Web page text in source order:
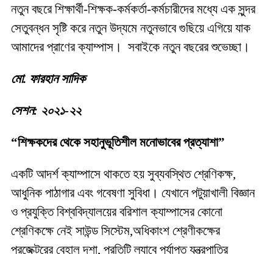
নতুন বছরে শিক্ষার্থী-শিক্ষক-কর্মকর্তা-কর্মচারীদের মধ্যে এক সুন্দর
সেতুবন্ধন সৃষ্টি করে নতুন উদ্যমে নতুনভাবে গুছিয়ে এগিয়ে যাক
আমাদের প্রাণের ক্যাম্পাস। সবাইকে নতুন বছরের শুভেচ্ছা।
মো. ফারহান সাদিক
সেশন: ২০২১-২২
“শিক্ষকদের থেকে সহানুভূতিশীল মনোভাবের প্রত্যাশা”
একটি আদর্শ ক্যাম্পাসে থাকতে হয় সুব্যবস্থিত শ্রেণিকক্ষ,
আধুনিক পাঠাগার এবং গবেষণা সুবিধা। যেখানে পটুয়াখালী বিজ্ঞান
ও প্রযুক্তি বিশ্ববিদ্যালয়ের বরিশাল ক্যাম্পাসের কোনো
শ্রেণিকক্ষে নেই সাউন্ড সিস্টেম,অধিকাংশ শ্রেণীকক্ষের
প্রজেক্টরের বেহাল দশা, প্রতিটি ল্যাবে পর্যাপ্ত যন্ত্রপাতির